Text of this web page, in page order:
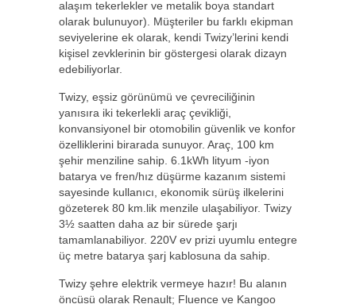
alaşım tekerlekler ve metalik boya standart
olarak bulunuyor). Müşteriler bu farklı ekipman
seviyelerine ek olarak, kendi Twizy’lerini kendi
kişisel zevklerinin bir göstergesi olarak dizayn
edebiliyorlar.
Twizy, eşsiz görünümü ve çevreciliğinin
yanısıra iki tekerlekli araç çevikliği,
konvansiyonel bir otomobilin güvenlik ve konfor
özelliklerini birarada sunuyor. Araç, 100 km
şehir menziline sahip. 6.1kWh lityum -iyon
batarya ve fren/hız düşürme kazanım sistemi
sayesinde kullanıcı, ekonomik sürüş ilkelerini
gözeterek 80 km.lik menzile ulaşabiliyor. Twizy
3½ saatten daha az bir sürede şarjı
tamamlanabiliyor. 220V ev prizi uyumlu entegre
üç metre batarya şarj kablosuna da sahip.
Twizy şehre elektrik vermeye hazır! Bu alanın
öncüsü olarak Renault; Fluence ve Kangoo